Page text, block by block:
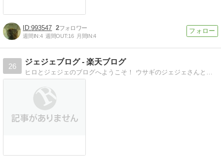
993547 2
週間IN:4 週間OUT:16 月間IN:4
26
ジェジェブログ - 楽天ブログ